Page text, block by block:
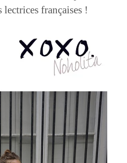
lectrices françaises !